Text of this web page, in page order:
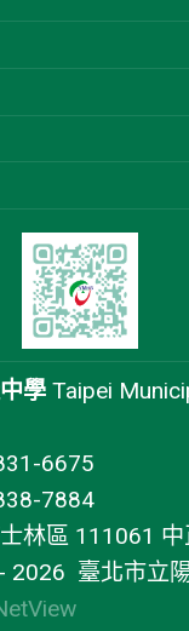
學 Taipei
6675
7884
林區 111061
2026 臺北市立